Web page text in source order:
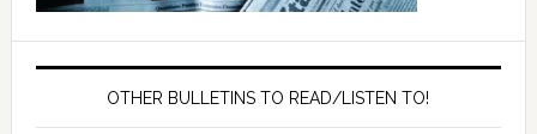
OTHER BULLETINS TO READ/LISTEN TO!